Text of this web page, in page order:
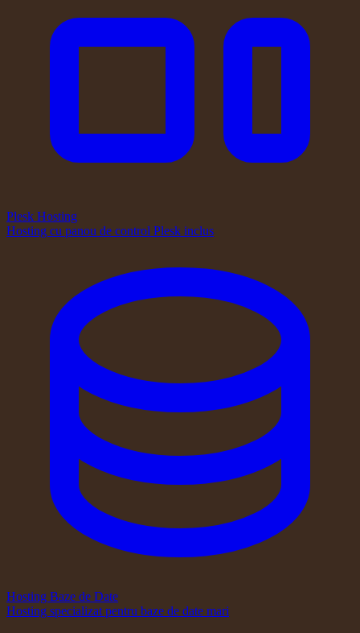
Plesk Hosting
Hosting cu panou de control Plesk inclus
Hosting Baze de Date
Hosting specializat pentru baze de date mari